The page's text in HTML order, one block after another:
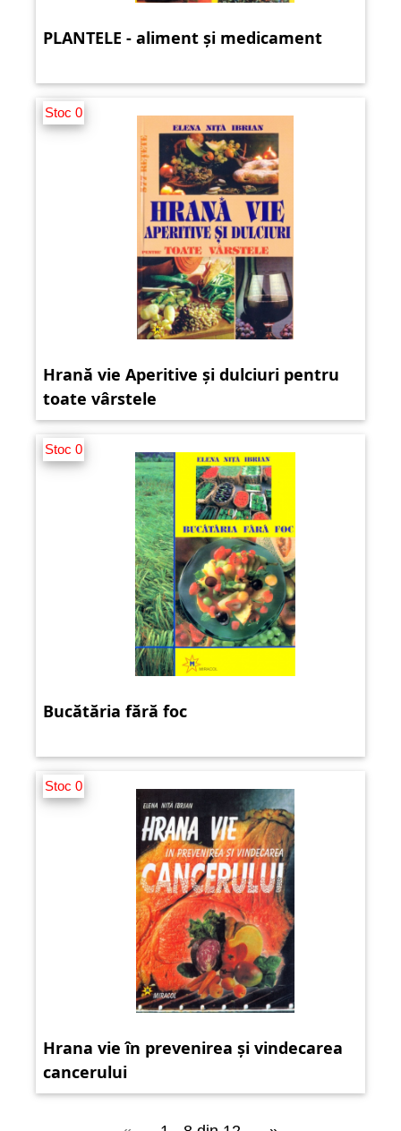
PLANTELE - aliment și medicament
Stoc 0
Hrană vie Aperitive și dulciuri pentru
toate vârstele
Stoc 0
Bucătăria fără foc
Stoc 0
Hrana vie în prevenirea și vindecarea
cancerului